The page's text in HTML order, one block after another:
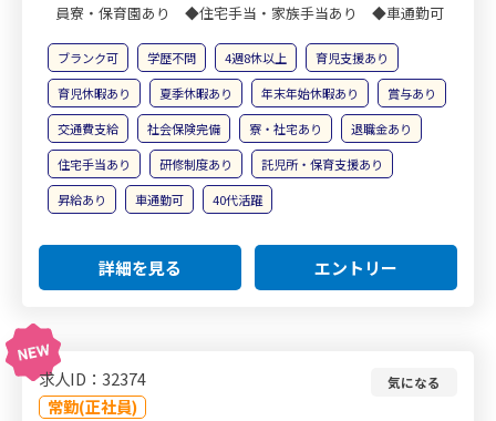
員寮・保育園あり ◆住宅手当・家族手当あり ◆車通勤可
ブランク可 学歴不問 4週8休以上
育児支援あり
育児休暇あり
夏季休暇あり 年末年始休暇あり
賞与あり
交通費支給
社会保険完備 寮・社宅あり
退職金あり
住宅手当あり
研修制度あり
託児所・保育支援あり
昇給あり
車通勤可 40代活躍
詳細を見る エントリー
求人ID：32374
常勤(正社員)
気になる